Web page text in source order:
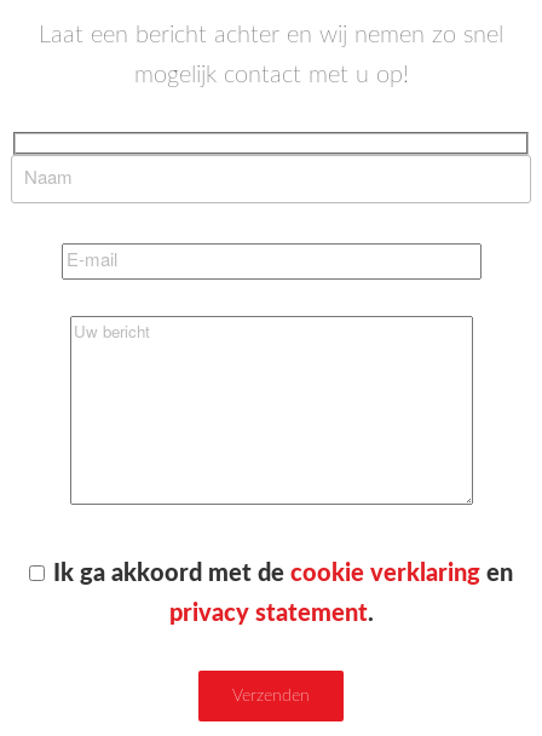
Laat een bericht achter en wij nemen zo snel
mogelijk contact met u op!
Ik ga akkoord met decookie verklaring en
privacy statement.